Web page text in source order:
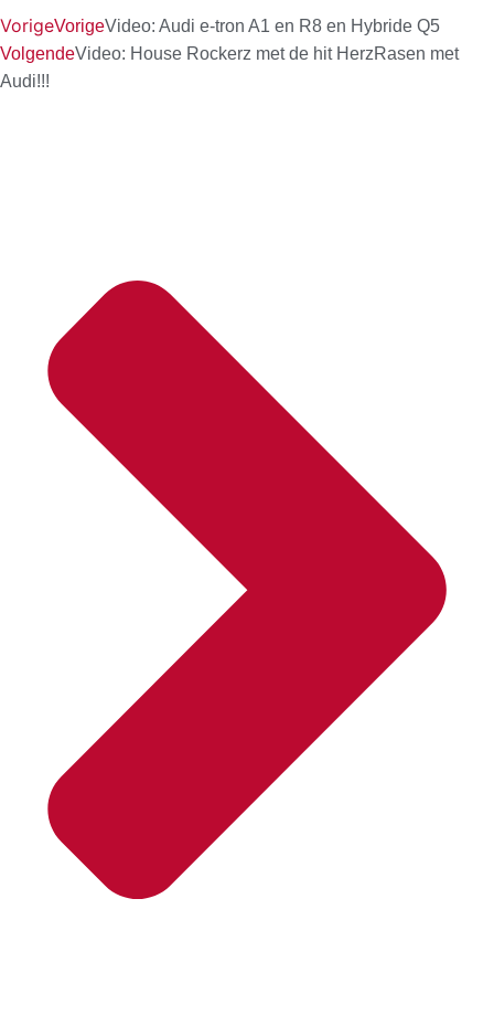
VorigeVorigeVideo: Audi e-tron A1 en R8 en Hybride Q5
VolgendeVideo: House Rockerz met de hit HerzRasen met
Audi!!!